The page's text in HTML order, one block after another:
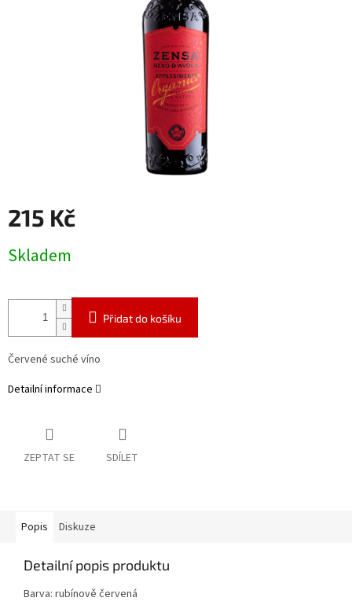
215 Kč
cena:
Skladem
Přidat do košíku
Červené suché víno
Detailní informace
ZEPTAT SE SDÍLET
Popis Diskuze
Detailní popis produktu
Barva: rubínově červená